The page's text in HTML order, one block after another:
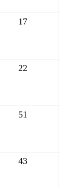
17
22
51
43